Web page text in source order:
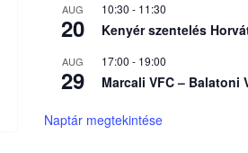
AUG
20
10:30 - 11:30
Kenyér szentelés
AUG
29
17:00 - 19:00
Marcali VFC – Balatoni
Naptár megtekintése